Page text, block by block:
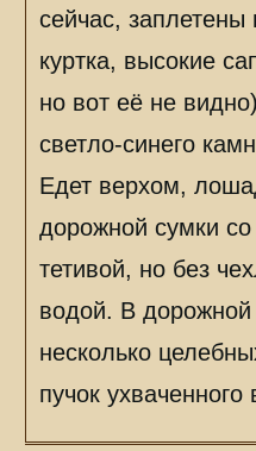
сейчас,
куртка, высокие
но вот её не
светло-синего
Едет верхом,
дорожной сумки
тетивой, но без
водой. В
несколько
пучок